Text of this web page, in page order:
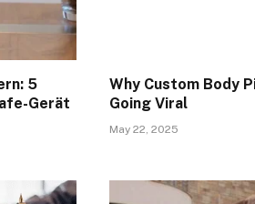
5
Gerät
Why Custom Body
Going Viral
May 22, 2025